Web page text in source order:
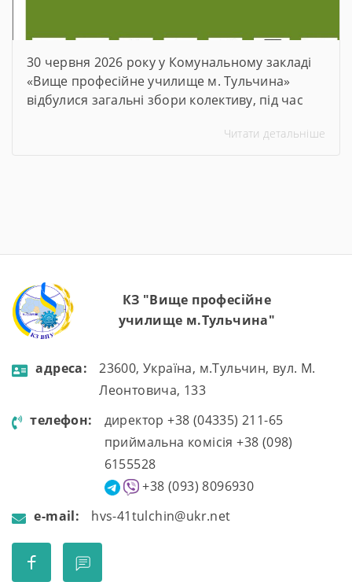
30 червня 2026 року у Комунальному закладі
«Вище професійне училище м. Тульчина»
відбулися загальні збори колективу, під час
прозвітувала про підсумки роботи за 2025–
зіткнутися, […]
Читати детальніше
КЗ "Вище професійне
училище м.Тульчина"
aдресa:
23600, Україна, м.Тульчин, вул. М.
Леонтовича, 133
телефон:
директор +38 (04335) 211-65
приймальна комісія +38 (098)
6155528
+38 (093) 8096930
e-mail:
hvs-41tulchin@ukr.net